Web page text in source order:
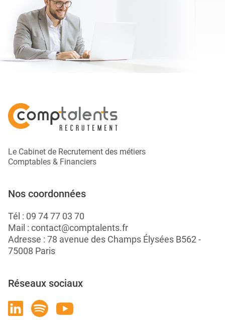
Le Cabinet de Recrutement des métiers
Comptables & Financiers
Nos coordonnées
Tél : 09 74 77 03 70
Mail : contact@comptalents.fr
Adresse : 78 avenue des Champs Élysées B562 -
75008 Paris
Réseaux sociaux